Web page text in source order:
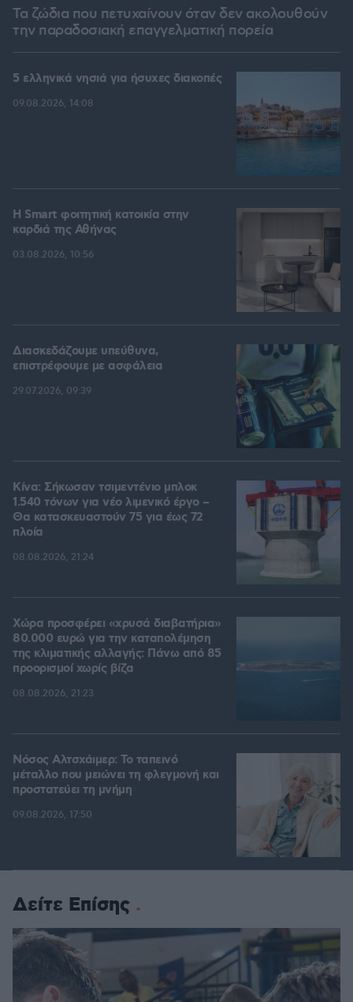
Τα ζώδια που πετυχαίνουν όταν δεν ακολουθούν
την παραδοσιακή επαγγελματική πορεία
5 ελληνικά νησιά για ήσυχες διακοπές
09.08.2026, 14:08
Η Smart φοιτητική κατοικία στην
καρδιά της Αθήνας
03.08.2026, 10:56
Διασκεδάζουμε υπεύθυνα,
επιστρέφουμε με ασφάλεια
29.07.2026, 09:39
Κίνα: Σήκωσαν τσιμεντένιο μπλοκ
1.540 τόνων για νέο λιμενικό έργο –
Θα κατασκευαστούν 75 για έως 72
πλοία
08.08.2026, 21:24
Χώρα προσφέρει «χρυσά διαβατήρια»
80.000 ευρώ για την καταπολέμηση
της κλιματικής αλλαγής: Πάνω από 85
προορισμοί χωρίς βίζα
08.08.2026, 21:23
Νόσος Αλτσχάιμερ: Το ταπεινό
μέταλλο που μειώνει τη φλεγμονή και
προστατεύει τη μνήμη
09.08.2026, 17:50
Δείτε Επίσης